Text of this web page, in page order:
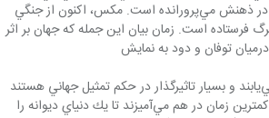
مكس پليسي بوده است كه اصلاح و هدف انسان‌دوستانه‌اي در ذهنش مي‌پرورانده است. مكس، اكنون از جنگي
انساني را به كام مرگ فرستاده است. زمان بيان اين جمله كه جهان بر اثر
در مي‌آيند و در اين نماست كه درختان ارزش برابر با انسان مي‌يابند و بسيار تاثيرگذار در حكم تمثيل جهاني هستند
كه در آن مرگ درختانش مرگ انسان‌هاست. تصوير و كلام در كمترين زمان در هم مي‌آميزند تا يك دنياي ديوانه را